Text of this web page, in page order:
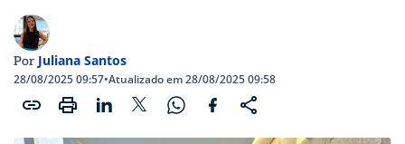
Por Juliana Santos
28/08/2025 09:57•Atualizado em 28/08/2025 09:58